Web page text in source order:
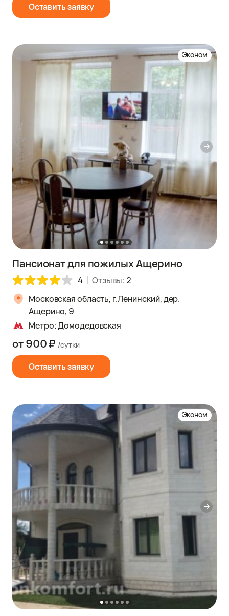
Оставить заявку
Эконом
Пансионат для пожилых Ащерино
4 Отзывы: 2
Московская область, г.Ленинский, дер.
Ащерино, 9
Метро: Домодедовская
Оставить заявку
от 900 ₽ /сутки
Эконом